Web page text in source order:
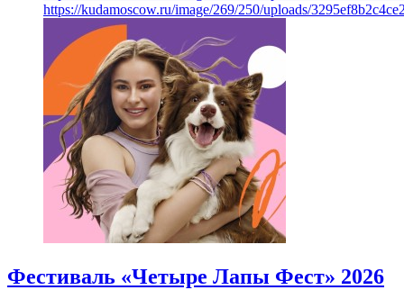
https://kudamoscow.ru/image/269/250/uploads/
Фестиваль «Четыре Лапы Фест» 2026